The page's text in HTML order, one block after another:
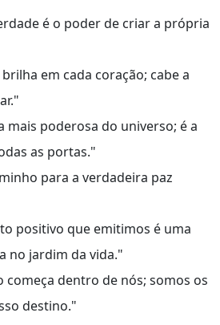
é o poder de criar a própria
em cada coração; cabe a
mais poderosa do universo; é a
as portas."
para a verdadeira paz
positivo que emitimos é uma
no jardim da vida."
começa dentro de nós; somos os
destino."